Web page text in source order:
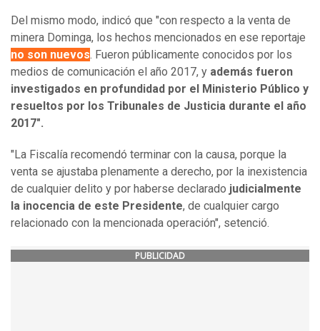
Del mismo modo, indicó que "con respecto a la venta de
minera Dominga, los hechos mencionados en ese reportaje
no son nuevos. Fueron públicamente conocidos por los
medios de comunicación el año 2017, y además fueron
investigados en profundidad por el Ministerio Público y
resueltos por los Tribunales de Justicia durante el año
2017".
"La Fiscalía recomendó terminar con la causa, porque la
venta se ajustaba plenamente a derecho, por la inexistencia
de cualquier delito y por haberse declarado judicialmente
la inocencia de este Presidente, de cualquier cargo
relacionado con la mencionada operación", setenció.
PUBLICIDAD